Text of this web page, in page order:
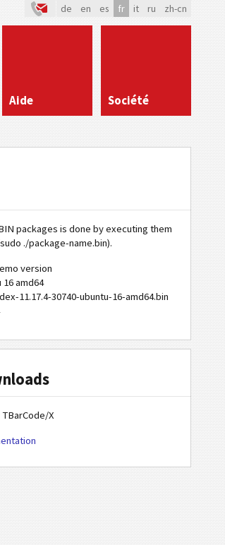
de en es fr it ru zh-cn
Aide Société
packages is done by executing them
./package-name.bin).
version
16 amd64
11.17.4-30740-ubuntu-16-amd64.bin
X